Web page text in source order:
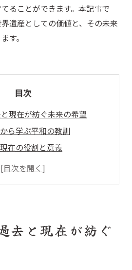
ることができます。本記事で
遺産としての価値と、その未来
す。
目次
現在が紡ぐ未来の希望
ら学ぶ平和の教訓
在の役割と意義
た平和公園の取り組み
る平和公園の使命
ける歴史展示の意義
去と現在が紡ぐ